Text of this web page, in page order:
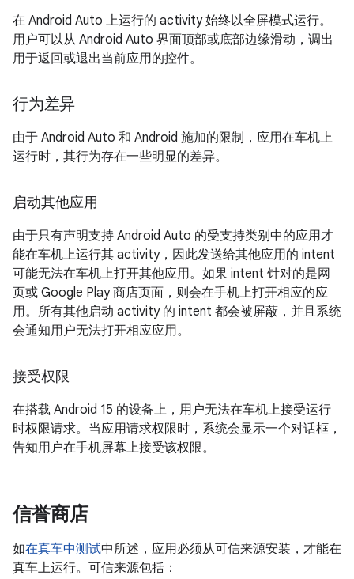
在 Android Auto 上运行的 activity 始终以全屏模式运行。
用户可以从 Android Auto 界面顶部或底部边缘滑动，调出
用于返回或退出当前应用的控件。
行为差异
由于 Android Auto 和 Android 施加的限制，应用在车机上
运行时，其行为存在一些明显的差异。
启动其他应用
由于只有声明支持 Android Auto 的受支持类别中的应用才
能在车机上运行其 activity，因此发送给其他应用的 intent
可能无法在车机上打开其他应用。如果 intent 针对的是网
页或 Google Play 商店页面，则会在手机上打开相应的应
用。所有其他启动 activity 的 intent 都会被屏蔽，并且系统
会通知用户无法打开相应应用。
接受权限
在搭载 Android 15 的设备上，用户无法在车机上接受运行
时权限请求。当应用请求权限时，系统会显示一个对话框，
告知用户在手机屏幕上接受该权限。
信誉商店
如在真车中测试中所述，应用必须从可信来源安装，才能在
真车上运行。可信来源包括：